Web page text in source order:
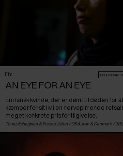
Film URGENT
AN EYE FOR AN EYE
En iransk kvinde, der er dømt til døden for
kæmper for sit liv i en nervepirrende
meget konkrete pris for tilgivelse.
Tanaz Eshaghian & Farzad Jafari / USA Iran & Danmark /